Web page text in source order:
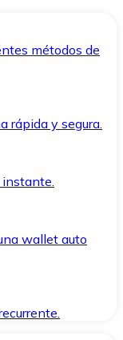
métodos de
rápida y segura.
wallet auto